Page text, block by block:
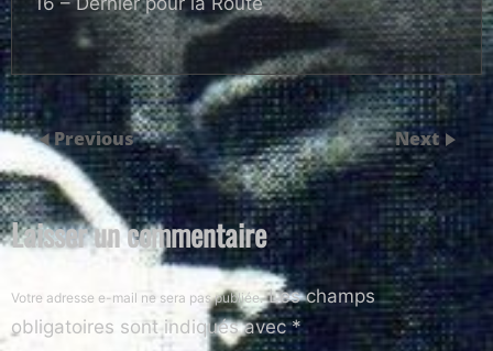
Previous Next
Laisser un commentaire
Votre adresse e-mail ne sera pas publiée. Les champs
obligatoires sont indiqués avec*